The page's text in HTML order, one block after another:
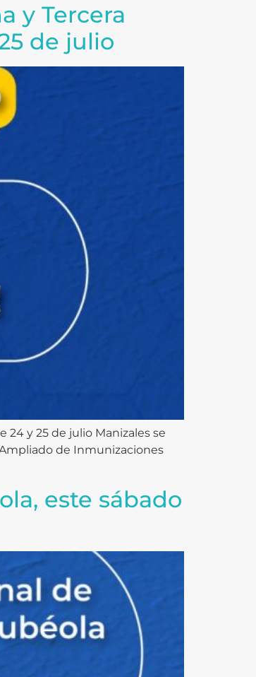
y Tercera
de julio
y 25 de julio Manizales se
de Inmunizaciones
este sábado